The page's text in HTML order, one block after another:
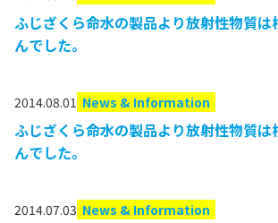
ふじざくら命水の製品より放射性物質は
んでした。
2014.08.01 News & Information
ふじざくら命水の製品より放射性物質は
んでした。
2014.07.03 News & Information